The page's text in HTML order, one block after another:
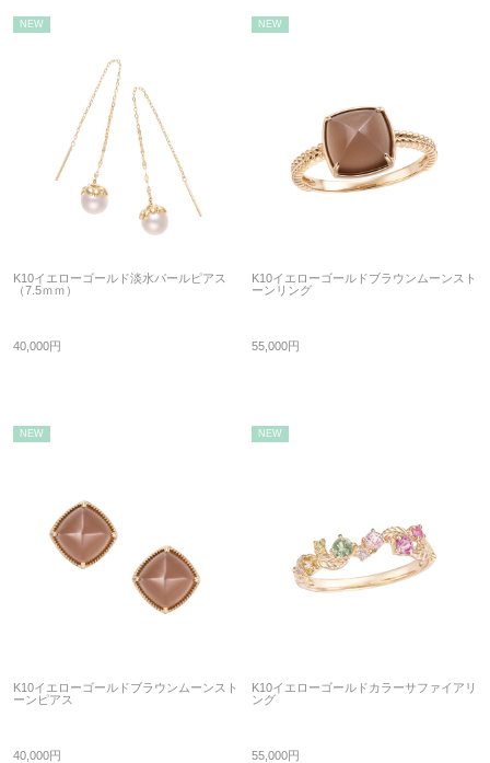
NEW
K10イエローゴールド淡水パールピアス
（7.5ｍｍ）
40,000円
NEW
K10イエローゴールドブラウンムーンスト
ーンリング
55,000円
NEW
K10イエローゴールドブラウンムーンスト
ーンピアス
40,000円
NEW
K10イエローゴールドカラーサファイアリ
ング
55,000円